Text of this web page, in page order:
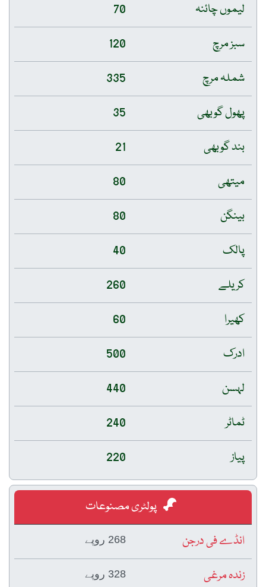
لیموں چائنہ
70
سبز مرچ
120
شملہ مرچ
335
پھول گوبھی
35
بند گوبھی
21
میتھی
80
بینگن
80
پالک
40
کریلے
260
کھیرا
60
ادرک
500
لہسن
440
ٹماٹر
240
پیاز
220
پولٹری مصنوعات
انڈے فی درجن
268 روپے
زندہ مرغی 328 روپے